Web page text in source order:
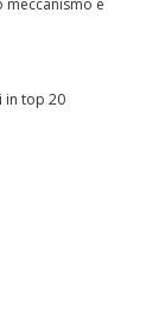
meccanismo e
in top 20